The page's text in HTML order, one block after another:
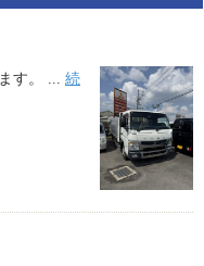
す。 ... 続